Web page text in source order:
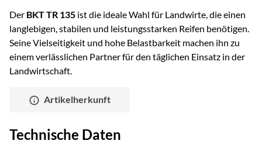
Der BKT TR 135 ist die ideale Wahl für Landwirte, die einen
langlebigen, stabilen und leistungsstarken Reifen benötigen.
Seine Vielseitigkeit und hohe Belastbarkeit machen ihn zu
einem verlässlichen Partner für den täglichen Einsatz in der
Landwirtschaft.
Artikelherkunft
Technische Daten